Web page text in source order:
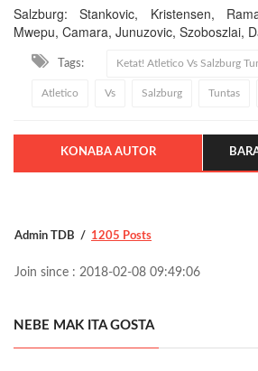
Salzburg: Stankovic, Kristensen,
Mwepu, Camara, Junuzovic, Szoboszlai,
Tags: Ketat! Atletico Vs Salzburg
Atletico Vs Salzburg Tuntas
KONABA AUTOR
Admin TDB 1205 Posts
Join since : 2018-02-08 09:49:06
NEBE MAK ITA GOSTA